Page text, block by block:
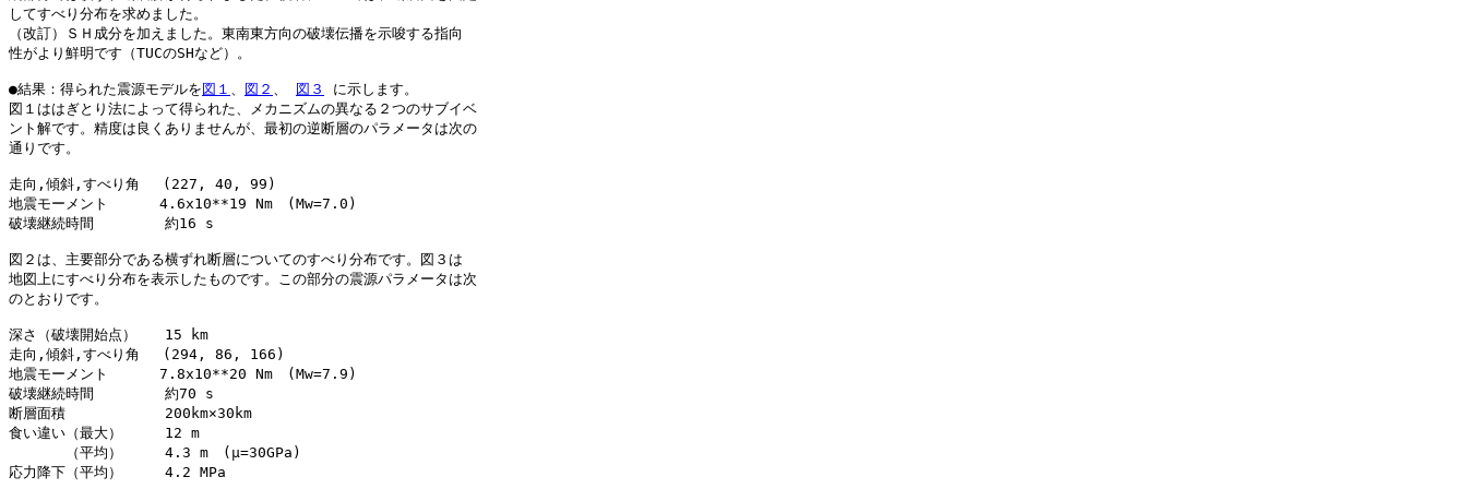
してすべり分布を求めました。
（改訂）ＳＨ成分を加えました。東南東方向の破壊伝播を示唆する指向
性がより鮮明です（TUCのSHなど）。
●結果：得られた震源モデルを 図１ 、 図２ 、 図３
に示します。
図１ははぎとり法によって得られた、メカニズムの異なる２つのサブイベ
ント解です。精度は良くありませんが、最初の逆断層のパラメータは次の
通りです。
走向,傾斜,すべり角　 (227, 40, 99)
地震モーメント　 　　4.6x10**19 Nm　(Mw=7.0)
破壊継続時間　　　　　約16 s
図２は、主要部分である横ずれ断層についてのすべり分布です。図３は
地図上にすべり分布を表示したものです。この部分の震源パラメータは次
のとおりです。
深さ（破壊開始点）　　15 km
走向,傾斜,すべり角　 (294, 86, 166)
地震モーメント　 　　7.8x10**20 Nm　(Mw=7.9)
破壊継続時間　　　　　約70 s
断層面積　　　　　　　200km×30km
食い違い（最大）　　　12 m
（平均）　　　4.3 m　(μ=30GPa)
応力降下（平均）　　　4.2 MPa